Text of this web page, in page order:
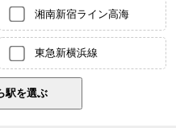
湘南新宿ライン高海
東急新横浜線